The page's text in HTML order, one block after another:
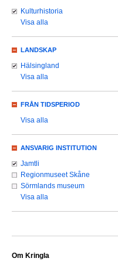
Kulturhistoria
Visa alla
LANDSKAP
Hälsingland
Visa alla
FRÅN TIDSPERIOD
Visa alla
ANSVARIG INSTITUTION
Jamtli
Regionmuseet Skåne
Sörmlands museum
Visa alla
Om Kringla